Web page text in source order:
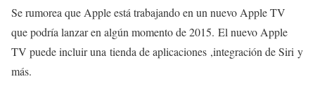
Se rumorea que Apple está trabajando en un nuevo Apple TV
que podría lanzar en algún momento de 2015. El nuevo Apple
TV puede incluir una tienda de aplicaciones ,integración de Siri y
más.